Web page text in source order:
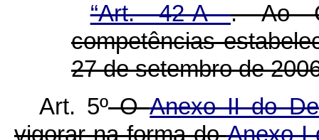
“Art. 42-A.Ao
competências
27 de setembro de
Art. 5ºOAnexo II do
vigorar na forma doAnexo I